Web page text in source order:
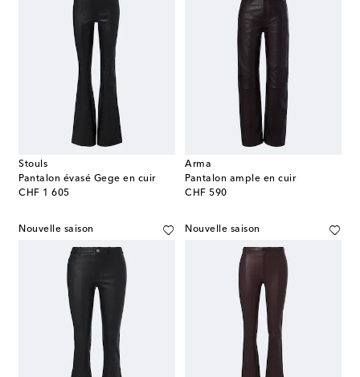
Stouls
Pantalon évasé Gege en cuir
CHF 1 605
original price
Arma
Pantalon ample en cuir
CHF 590
original price
Nouvelle saison Nouvelle saison